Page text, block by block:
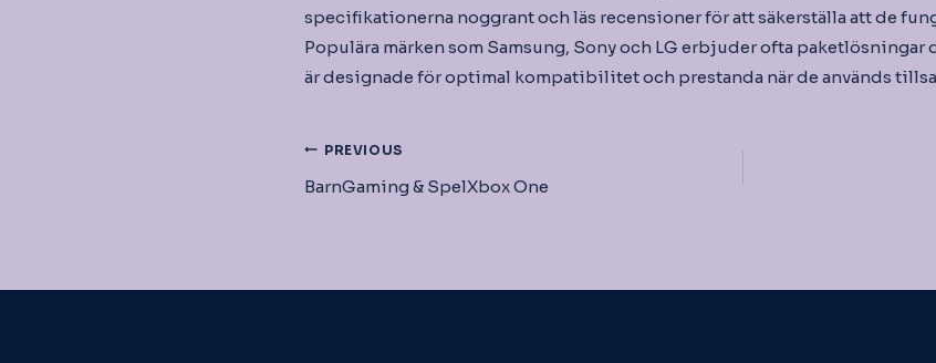
specifikationerna noggrant och läs recensioner för att säkerställa att de
Populära märken som Samsung, Sony och LG erbjuder ofta paketlösningar
är designade för optimal kompatibilitet och prestanda när de används
Inläggsnavigering
PREVIOUS
BarnGaming & SpelXbox One